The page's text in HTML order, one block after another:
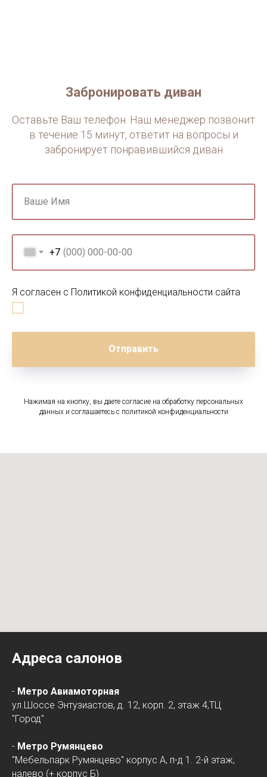
Забронировать диван
Оставьте Ваш телефон. Наш менеджер позвонит
в течение 15 минут, ответит на вопросы и
забронирует понравившийся диван
Ваше Имя
+7
Я согласен с Политикой конфиденциальности сайта
Отправить
Нажимая на кнопку, вы даете согласие на обработку персональных
данных и соглашаетесь c политикой конфиденциальности
Адреса салонов
- Метро Авиамоторная
ул.Шоссе Энтузиастов, д. 12, корп. 2, этаж 4,ТЦ
"Город"
- Метро Румянцево
"Мебельпарк Румянцево" корпус А, п-д 1. 2-й этаж,
налево (+ корпус Б)